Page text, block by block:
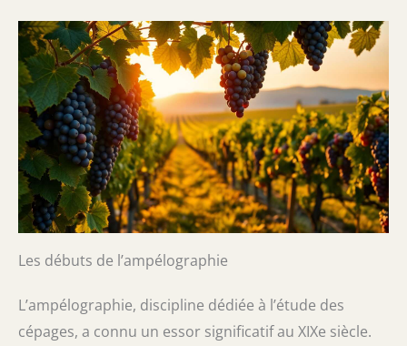
Les débuts de l’ampélographie
L’ampélographie, discipline dédiée à l’étude des
cépages, a connu un essor significatif au XIXe siècle.